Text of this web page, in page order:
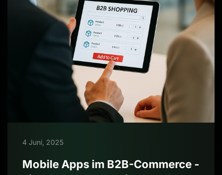
4 Juni, 2025
Mobile Apps im B2B-Commerce -